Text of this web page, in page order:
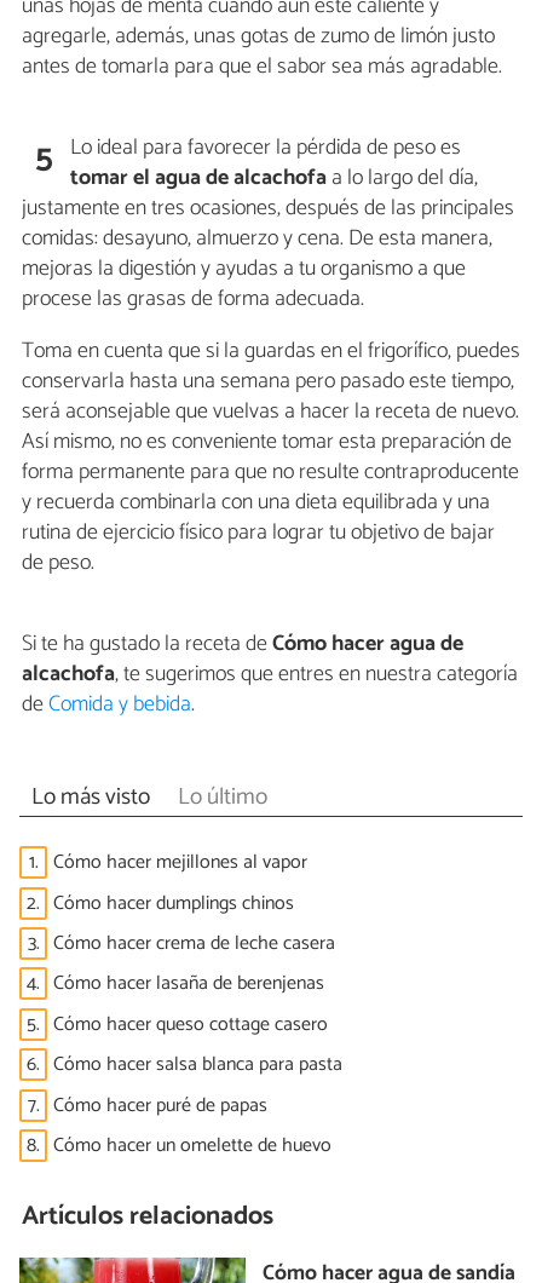
agregarle, además, unas gotas de zumo de limón justo
antes de tomarla para que el sabor sea más agradable.
5 Lo ideal para favorecer la pérdida de peso es
tomar el agua de alcachofaa lo largo del día,
justamente en tres ocasiones, después de las principales
comidas: desayuno, almuerzo y cena. De esta manera,
mejoras la digestión y ayudas a tu organismo a que
procese las grasas de forma adecuada.
Toma en cuenta que si la guardas en el frigorífico, puedes
conservarla hasta una semana pero pasado este tiempo,
será aconsejable que vuelvas a hacer la receta de nuevo.
Así mismo, no es conveniente tomar esta preparación de
forma permanente para que no resulte contraproducente
y recuerda combinarla con una dieta equilibrada y una
rutina de ejercicio físico para lograr tu objetivo de bajar
de peso.
Si te ha gustado la receta deCómo hacer agua de
alcachofa, te sugerimos que entres en nuestra categoría
deComida y bebida.
Lo más visto Lo último
1. Cómo hacer mejillones al vapor
2. Cómo hacer dumplings chinos
3. Cómo hacer crema de leche casera
4. Cómo hacer lasaña de berenjenas
5. Cómo hacer queso cottage casero
6. Cómo hacer salsa blanca para pasta
7. Cómo hacer puré de papas
8. Cómo hacer un omelette de huevo
Artículos relacionados
Cómo hacer agua de sandía